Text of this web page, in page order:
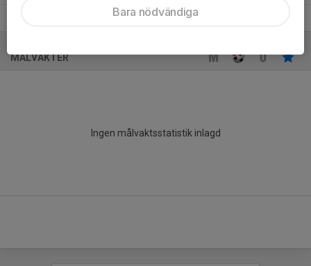
Adrian Eriksson 6
MÅLVAKTER
Ingen målvaktsstatistik inlagd
Bara nödvändiga